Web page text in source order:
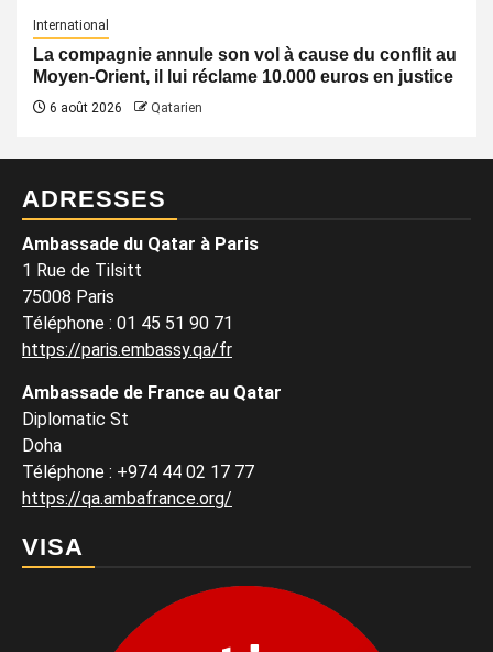
International
La compagnie annule son vol à cause du conflit au
Moyen-Orient, il lui réclame 10.000 euros en justice
6 août 2026 Qatarien
ADRESSES
Ambassade du Qatar à Paris
1 Rue de Tilsitt
75008 Paris
Téléphone : 01 45 51 90 71
https://paris.embassy.qa/fr
Ambassade de France au Qatar
Diplomatic St
Doha
Téléphone : +974 44 02 17 77
https://qa.ambafrance.org/
VISA